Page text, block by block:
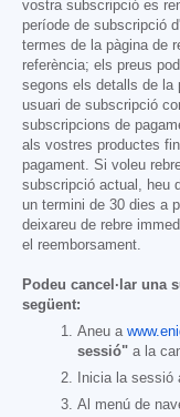
vostra subscripció es
període de subscripció
termes de la pàgina de
referència; els preus
segons els detalls de la
usuari de subscripció
subscripcions de
als vostres productes
pagament. Si voleu
subscripció actual, heu
un termini de 30 dies a
deixareu de rebre
el reemborsament.
Podeu cancel·lar una
següent:
Aneu a
sessió" a la
Inicia la sessió
Al menú de